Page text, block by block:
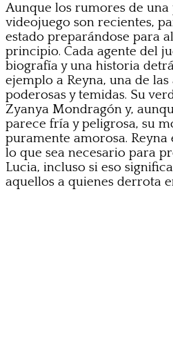
Aunque los rumores de
videojuego son recientes,
estado preparándose para
principio. Cada agente del
biografía y una historia
ejemplo a Reyna, una de las
poderosas y temidas. Su
Zyanya Mondragón y,
parece fría y peligrosa, su
puramente amorosa. Reyna
lo que sea necesario para
Lucia, incluso si eso
aquellos a quienes derrota